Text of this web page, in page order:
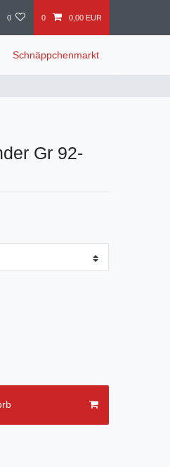
0 0 0,00 EUR
Schnäppchenmarkt
Gr 92-